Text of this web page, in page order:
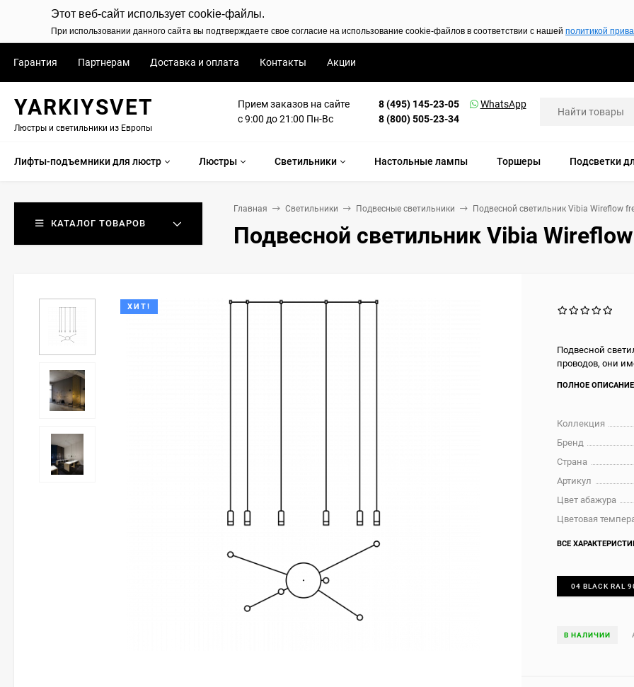
Этот веб-сайт использует cookie-файлы.
При использовании данного сайта вы подтверждаете свое согласие на использование cookie-файлов в соответствии с нашей политикой
Гарантия Партнерам Доставка и оплата Контакты Акции
YARKIYSVET
Люстры и светильники из Европы
Прием заказов на сайте
с 9:00 до 21:00 Пн-Вс
8 (495) 145-23-05
8 (800) 505-23-34
WhatsApp
Лифты-подъемники для люстр Люстры Светильники Настольные лампы Торшеры Подсветки
КАТАЛОГ ТОВАРОВ
Главная Светильники Подвесные светильники Подвесной светильник Vibia Wireflow
Подвесной светильник Vibia
ХИТ!
Подвесной
проводов, они
ПОЛНОЕ ОПИСАНИЕ
Коллекция
Бренд
Страна
Артикул
Цвет абажура
Цветовая
ВСЕ
04 BLACK RAL
В НАЛИЧИИ